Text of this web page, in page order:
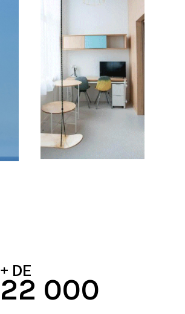
+ DE
22 000